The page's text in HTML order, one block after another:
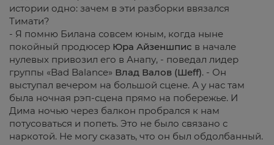
истории одно: зачем в эти разборки ввязался
Тимати?
- Я помню Билана совсем юным, когда ныне
покойный продюсер Юра Айзеншпис в начале
нулевых привозил его в Анапу, - поведал лидер
группы «Bad Balance» Влад Валов (Шеff). - Он
выступал вечером на большой сцене. А у нас там
была ночная рэп-сцена прямо на побережье. И
Дима ночью через балкон пробрался к нам
потусоваться и попеть. Это не было связано с
наркотой. Не могу сказать, что он был обдолбанный.